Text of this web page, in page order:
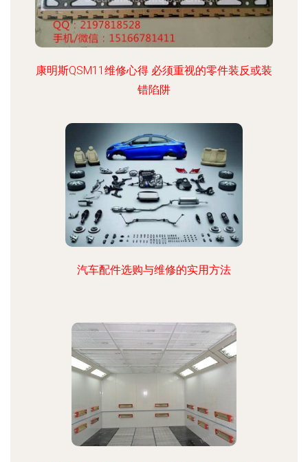
康明斯QSM11维修心得 必须重视的零件装反或装
错陷阱
汽车配件选购与维修的实用方法